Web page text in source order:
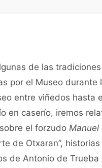
de las
por el Museo durante
entre viñedos hasta
en caserío, iremos
el forzudo Manuel
de Otxaran”,
de Antonio de Trueba